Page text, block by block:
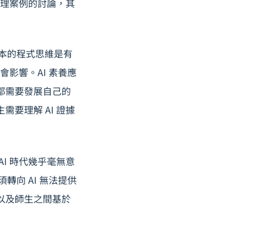
的程式思維是有
影響。AI 素養應
需要發展自己的
需要理解 AI 證據
時代幾乎毫無意
轉向 AI 無法提供
及師生之間基於